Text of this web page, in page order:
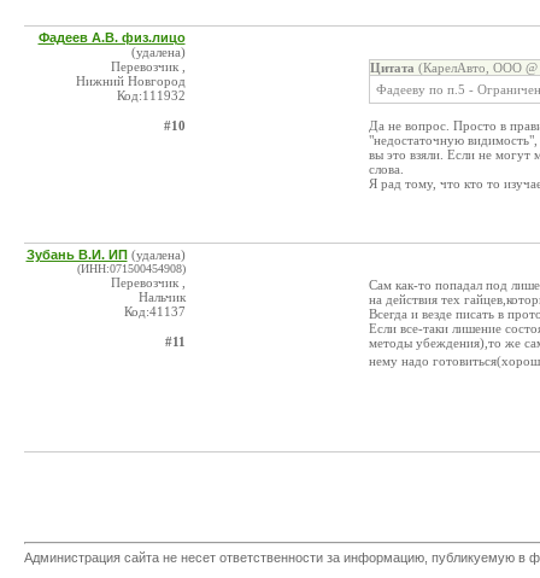
Фадеев А.В. физ.лицо
(удалена)
Перевозчик ,
Нижний Новгород
Код:111932
#10
Цитата (КарелАвто, ООО
Фадееву по п.5 -
Да не вопрос. Просто в
"недостаточную
вы это взяли. Если не могут
слова.
Я рад тому, что кто то
Зубань В.И. ИП (удалена)
(ИНН:071500454908)
Перевозчик ,
Нальчик
Код:41137
#11
Сам как-то попадал под
на действия тех
Всегда и везде писать в
Если все-таки лишение
методы убеждения),то же
нему надо
Администрация сайта не несет ответственности за информацию, публикуемую